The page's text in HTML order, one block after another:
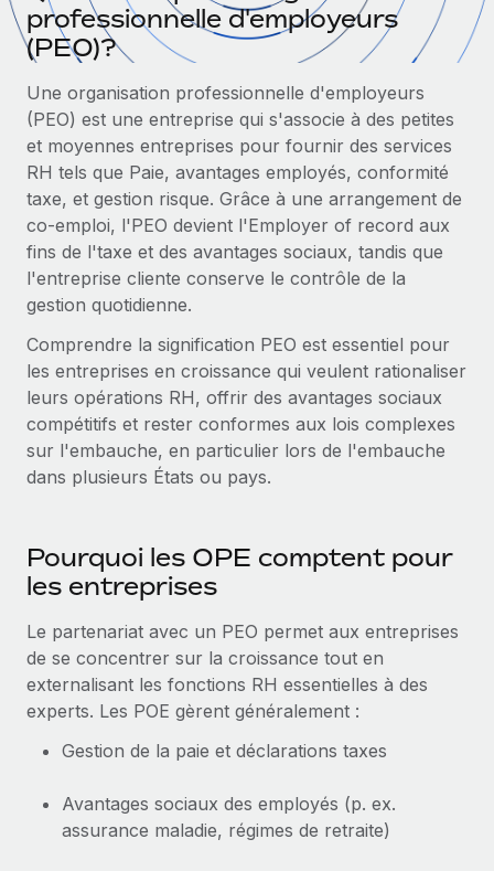
Gestion des freelances
Intégrez et gérez vos freelances partout dans le monde
Sous-traitez les opérations complexes liées à l’emploi
INFRASTRUCTURE
Intégration Remote
Intégrez vos RH aux flux de travail en toute simplicité
Plateforme
Des fonctions RH clés intégrées pour votre équipe
Nouveau
Connectez n'importe quel outil d’IA à Remote grâce à
notre MCP
Intégrations
Rationalisez vos processus avec des outils essentiels
SERVICES
Demandez aux experts
Recevez des conseils d’experts sur les RH à
l’international et la conformité
Contrôles d’antécédents
Simplifiez vos processus de présélection des
candidats
Remote Watchtower
Gardez un temps d’avance sur les risques en
Comparer Remote
Examinez notre service par rapport aux autres
CROISSANCE
Start-ups
Des solutions agiles et internationales pour les RH et la
paie des entreprises en pleine croissance
Entreprises intermédiaires
Développez vos équipes avec des solutions RH sur
mesure
Entreprise
Les RH à l’international pour les grandes entreprises
TRAVAILLONS ENSEMBLE
Partenaires stratégiques de la tech
Devenir partenaire
Explorez avec nous vos opportunités de partenariat
Remote Build
Bientôt disponible
Conseil en intégrations et automatisations assistées par
l’IA
ÉTUDES DE CAS
pays
Calculateur de paiement des freelances
Découvrez les devises disponibles et les vitesses de
paiement pour vos freelances internationaux
APPRENDRE AVEC REMOTE
Recherche et guides
Études de cas
Glossaire RH
Checklists et modèles
Descriptions de postes
Webinaires
Salle de presse
Données sur les salaires et les talents
Centre de ressources
Obtenir de l’aide
BLOG
Paie multipays
Nederlands
Français
Deutsch
Español
Italiano
Português (Portugal)
日本語
中文（简体）
Connexion
professionnelle d'employeurs
(PEO)?
Une organisation professionnelle d'employeurs
(PEO) est une entreprise qui s'associe à des petites
et moyennes entreprises pour fournir des services
RH tels que Paie, avantages employés, conformité
taxe, et gestion risque. Grâce à une arrangement de
co-emploi, l'PEO devient l'Employer of record aux
fins de l'taxe et des avantages sociaux, tandis que
l'entreprise cliente conserve le contrôle de la
gestion quotidienne.
Comprendre la signification PEO est essentiel pour
les entreprises en croissance qui veulent rationaliser
leurs opérations RH, offrir des avantages sociaux
compétitifs et rester conformes aux lois complexes
sur l'embauche, en particulier lors de l'embauche
dans plusieurs États ou pays.
Pourquoi les OPE comptent pour
les entreprises
Le partenariat avec un PEO permet aux entreprises
de se concentrer sur la croissance tout en
externalisant les fonctions RH essentielles à des
experts. Les POE gèrent généralement :
Gestion de la paie et déclarations taxes
Avantages sociaux des employés (p. ex.
assurance maladie, régimes de retraite)